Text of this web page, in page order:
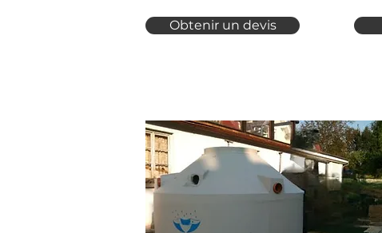
Obtenir un devis